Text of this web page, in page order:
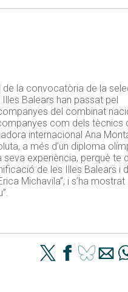
de la convocatòria de la
Balears han passat pel
del combinat
com dels tècnics
internacional Ana
a més d’un diploma
experiència, perquè te
de les Illes Balears i
Michavila”, i s’ha mostrat